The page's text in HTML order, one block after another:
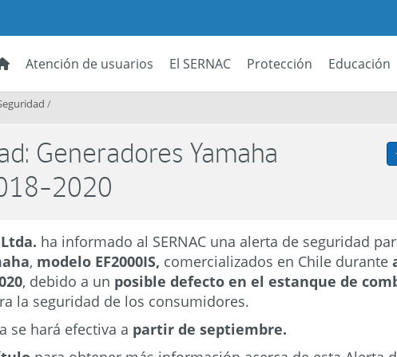
Atención de usuarios El SERNAC Protección Educación
/
Generadores Yamaha
2020
ha informado al SERNAC una alerta de seguridad
, modelo EF2000IS, comercializados en Chile durante
, debido a un posible defecto en el estanque de
la seguridad de los consumidores.
se hará efectiva a partir de septiembre.